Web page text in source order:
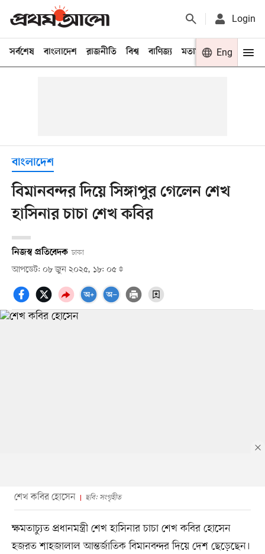
Login
সর্বশেষ বাংলাদেশ রাজনীতি বিশ্ব বাণিজ্য মতামত খেলা
Eng
বাংলাদেশ
বিমানবন্দর দিয়ে সিঙ্গাপুর গেলেন শেখ
হাসিনার চাচা শেখ কবির
নিজস্ব প্রতিবেদক ঢাকা
আপডেট: ০৮ জুন ২০২৫, ১৮: ০৫
শেখ কবির হোসেন ছবি: সংগৃহীত
ক্ষমতাচ্যুত প্রধানমন্ত্রী শেখ হাসিনার চাচা শেখ কবির হোসেন
হজরত শাহজালাল আন্তর্জাতিক বিমানবন্দর দিয়ে দেশ ছেড়েছেন।